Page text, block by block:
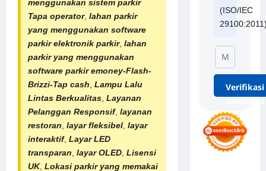
menggunakan sistem parkir
Tapa operator, lahan parkir
yang menggunakan software
parkir elektronik parkir, lahan
parkir yang menggunakan
software parkir emoney-Flash-
Brizzi-Tap cash Lampu Lalu
Lintas Berkualitas Layanan
Pelanggan Responsif, layanan
restoran layar fleksibel layar
interaktif, Layar LED
transparan layar OLED Lisensi
UK, Lokasi parkir yang memakai
(ISO/IEC
Verifikasi
Sertifikat